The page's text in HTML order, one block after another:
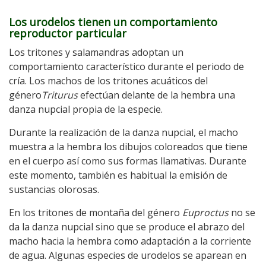
Los urodelos tienen un comportamiento
reproductor particular
Los tritones y salamandras adoptan un
comportamiento característico durante el periodo de
cría. Los machos de los tritones acuáticos del
géneroTriturusefectúan delante de la hembra una
danza nupcial propia de la especie.
Durante la realización de la danza nupcial, el macho
muestra a la hembra los dibujos coloreados que tiene
en el cuerpo así como sus formas llamativas. Durante
este momento, también es habitual la emisión de
sustancias olorosas.
En los tritones de montaña del género Euproctusno se
da la danza nupcial sino que se produce el abrazo del
macho hacia la hembra como adaptación a la corriente
de agua. Algunas especies de urodelos se aparean en